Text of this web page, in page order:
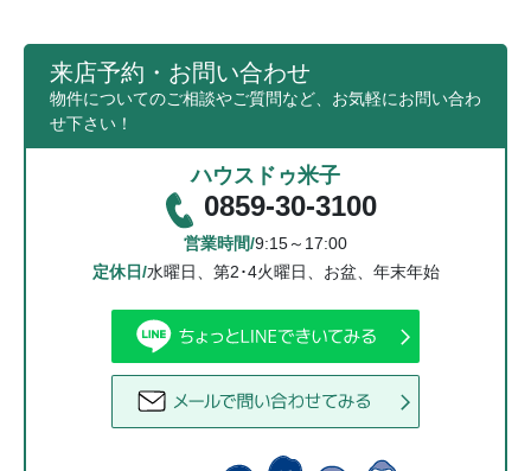
来店予約・お問い合わせ
物件についてのご相談やご質問など、お気軽にお問い合わ
せ下さい！
ハウスドゥ米子
0859-30-3100
営業時間/9:15～17:00
定休日/水曜日、第2･4火曜日、お盆、年末年始